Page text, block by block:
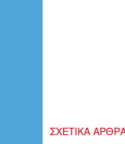
ΣΧΕΤΙΚΑ